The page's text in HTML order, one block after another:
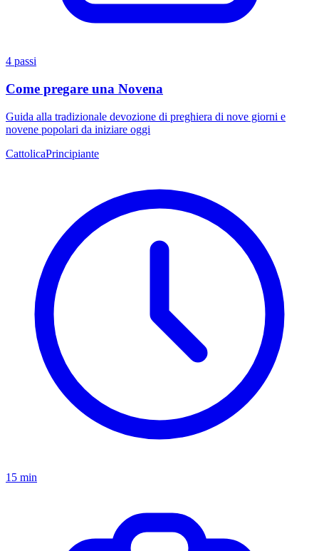
4 passi
Come pregare una Novena
Guida alla tradizionale devozione di preghiera di nove giorni e
novene popolari da iniziare oggi
CattolicaPrincipiante
15 min